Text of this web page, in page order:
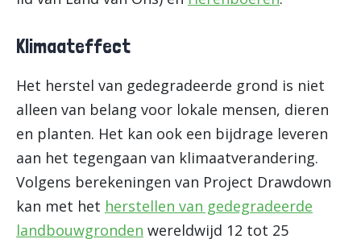
Klimaateffect
Het herstel van gedegradeerde grond is niet
alleen van belang voor lokale mensen, dieren
en planten. Het kan ook een bijdrage leveren
aan het tegengaan van klimaatverandering.
Volgens berekeningen van Project Drawdown
kan met het herstellen van gedegradeerde
landbouwgronden wereldwijd 12 tot 25